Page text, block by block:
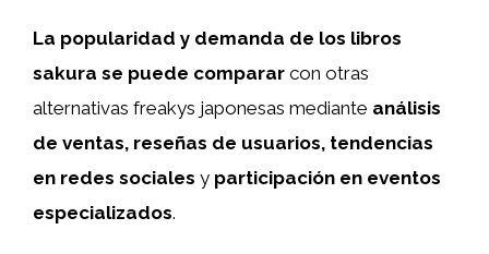
La popularidad y demanda de los libros
sakura se puede comparar con otras
alternativas freakys japonesas mediante análisis
de ventas, reseñas de usuarios, tendencias
en redes sociales y participación en eventos
especializados.